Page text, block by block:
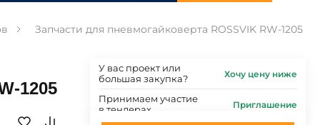
Запчасти для пневмогайковерта ROSSVIK RW-1205
1205
У вас проект или
большая закупка?
Хочу цену ниже
Принимаем участие
в тендерах
Приглашение